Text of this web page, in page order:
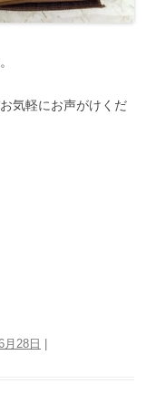
気軽にお声がけくだ
月28日